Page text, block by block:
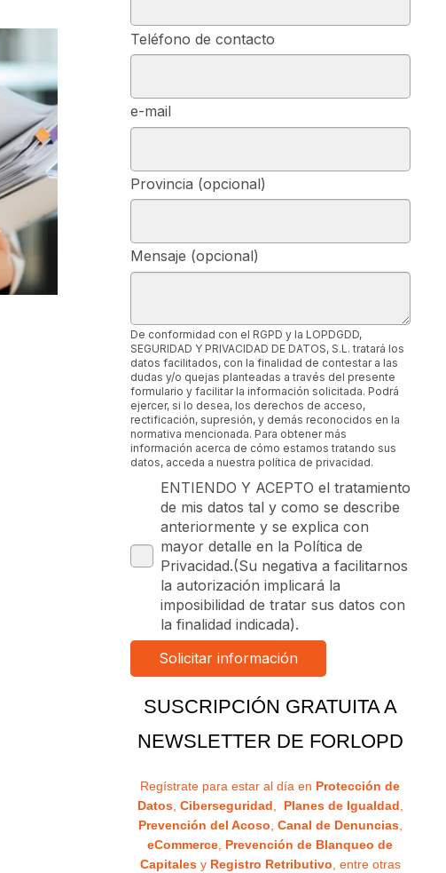
Teléfono de contacto
e-mail
Provincia (opcional)
Mensaje (opcional)
De conformidad con el RGPD y la LOPDGDD,
SEGURIDAD Y PRIVACIDAD DE DATOS, S.L. tratará los
datos facilitados, con la finalidad de contestar a las
dudas y/o quejas planteadas a través del presente
formulario y facilitar la información solicitada. Podrá
ejercer, si lo desea, los derechos de acceso,
rectificación, supresión, y demás reconocidos en la
normativa mencionada. Para obtener más
información acerca de cómo estamos tratando sus
datos, acceda a nuestra política de privacidad.
ENTIENDO Y ACEPTO el tratamiento
de mis datos tal y como se describe
anteriormente y se explica con
mayor detalle en la Política de
Privacidad.(Su negativa a facilitarnos
la autorización implicará la
imposibilidad de tratar sus datos con
la finalidad indicada).
SUSCRIPCIÓN GRATUITA A
NEWSLETTER DE FORLOPD
Regístrate para estar al día en Protección de
Datos, Ciberseguridad, Planes de Igualdad,
Prevención del Acoso, Canal de Denuncias,
eCommerce, Prevención de Blanqueo de
Capitalesy Registro Retributivo, entre otras